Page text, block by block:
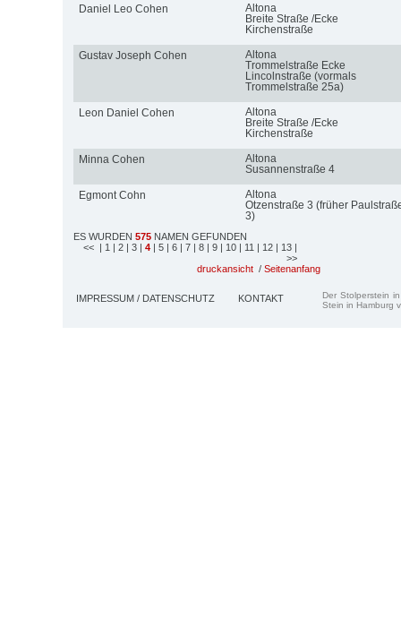
Daniel Leo Cohen
Altona
Breite Straße /Ecke
Kirchenstraße
Gustav Joseph Cohen
Altona
Trommelstraße Ecke
Lincolnstraße (vormals
Trommelstraße 25a)
Leon Daniel Cohen
Altona
Breite Straße /Ecke
Kirchenstraße
Minna Cohen
Altona
Susannenstraße 4
Egmont Cohn
Altona
Otzenstraße 3 (früher
3)
ES WURDEN 575 NAMEN GEFUNDEN
<< | 1 | 2 | 3 | 4 | 5 | 6 | 7 | 8 | 9 | 10 | 11 | 12 | 13 |
>>
druckansicht / Seitenanfang
IMPRESSUM / DATENSCHUTZ KONTAKT
Der Stolperstein
Stein in Hamburg